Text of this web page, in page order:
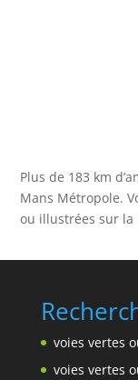
Plus de 183 km
Mans Métropole.
ou illustrées sur la
voies vertes
voies vertes